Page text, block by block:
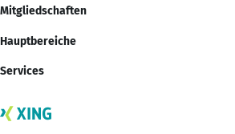
Mitgliedschaften
Hauptbereiche
Services